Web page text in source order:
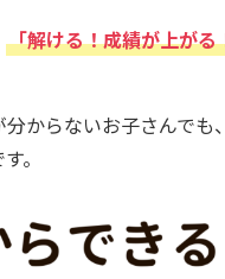
「解ける！成績が上が
からないお子さんでも
。